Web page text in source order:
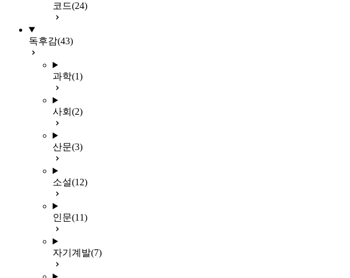
코드(24)
독후감(43)
과학(1)
사회 (2)
산문(3)
소설(12)
인문(11)
자기계발(7)